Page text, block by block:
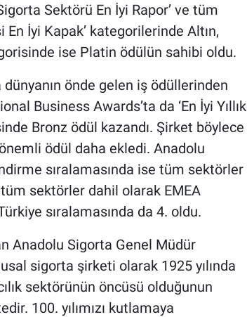
Sektörü En İyi Rapor’ ve tüm
İyi Kapak’ kategorilerinde Altın,
ise Platin ödülün sahibi oldu.
önde gelen iş ödüllerinden
Business Awards’ta da ‘En İyi Yıllık
Bronz ödül kazandı. Şirket böylece
ödül daha ekledi. Anadolu
sıralamasında ise tüm sektörler
sektörler dahil olarak EMEA
sıralamasında da 4. oldu.
Anadolu Sigorta Genel Müdür
sigorta şirketi olarak 1925 yılında
sektörünün öncüsü olduğunun
100. yılımızı kutlamaya